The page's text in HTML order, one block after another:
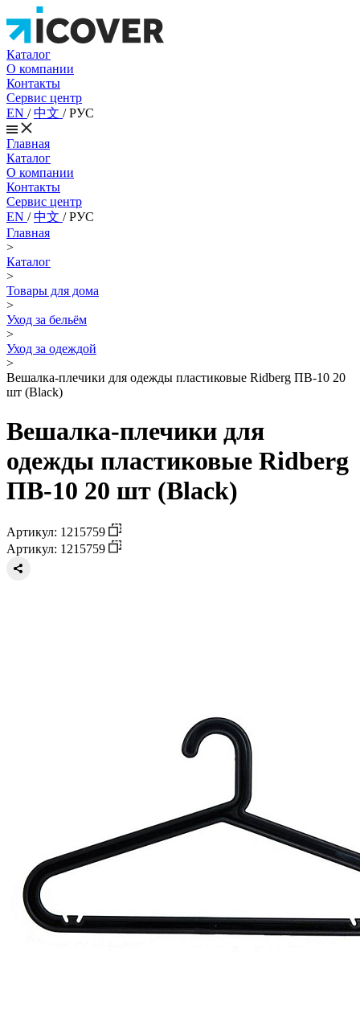
Каталог
О компании
Контакты
Сервис центр
EN /中文 /РУС
Главная
Каталог
О компании
Контакты
Сервис центр
EN /中文 /РУС
Главная
>
Каталог
>
Товары для дома
>
Уход за бельём
>
Уход за одеждой
>
Вешалка-плечики для одежды пластиковые Ridberg ПВ-10 20
шт (Black)
Вешалка-плечики для
одежды пластиковые Ridberg
ПВ-10 20 шт (Black)
Артикул: 1215759
Артикул: 1215759